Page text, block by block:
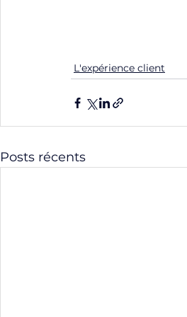
L'expérience client
Posts récents